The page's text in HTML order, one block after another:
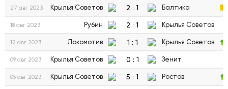
27 авг 2023 Крылья Советов 2 : 1 Балтика
18 авг 2023 Рубин 2 : 1 Крылья Советов
12 авг 2023 Локомотив 1 : 1 Крылья Советов
09 авг 2023 Крылья Советов 0 : 1 Зенит
05 авг 2023 Крылья Советов 5 : 1 Ростов